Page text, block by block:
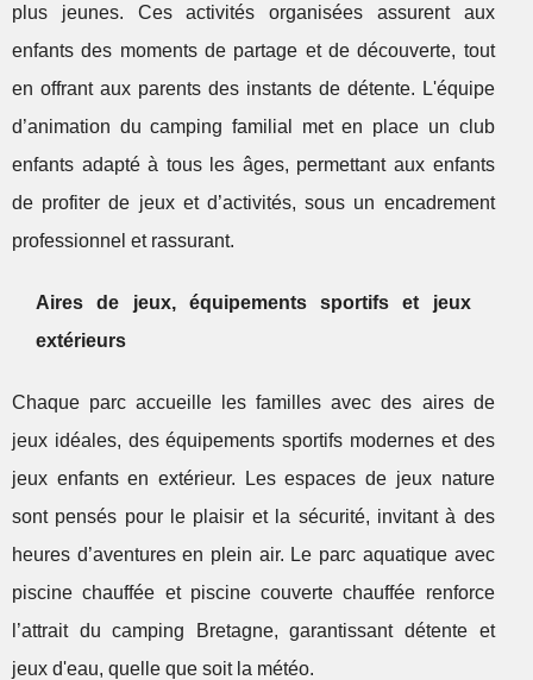
plus jeunes. Ces activités organisées assurent aux
enfants des moments de partage et de découverte, tout
en offrant aux parents des instants de détente. L'équipe
d’animation du camping familial met en place un club
enfants adapté à tous les âges, permettant aux enfants
de profiter de jeux et d’activités, sous un encadrement
professionnel et rassurant.
Aires de jeux, équipements sportifs et jeux
extérieurs
Chaque parc accueille les familles avec des aires de
jeux idéales, des équipements sportifs modernes et des
jeux enfants en extérieur. Les espaces de jeux nature
sont pensés pour le plaisir et la sécurité, invitant à des
heures d’aventures en plein air. Le parc aquatique avec
piscine chauffée et piscine couverte chauffée renforce
l’attrait du camping Bretagne, garantissant détente et
jeux d'eau, quelle que soit la météo.